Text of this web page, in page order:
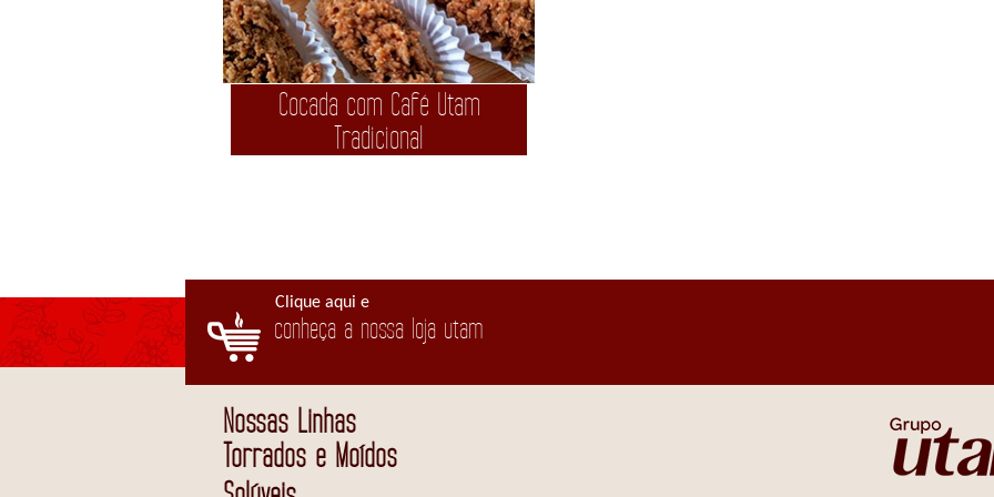
Cocada com Café Utam
Tradicional
Clique aqui e
conheça a nossa loja utam
Nossas Linhas
Torrados e Moídos